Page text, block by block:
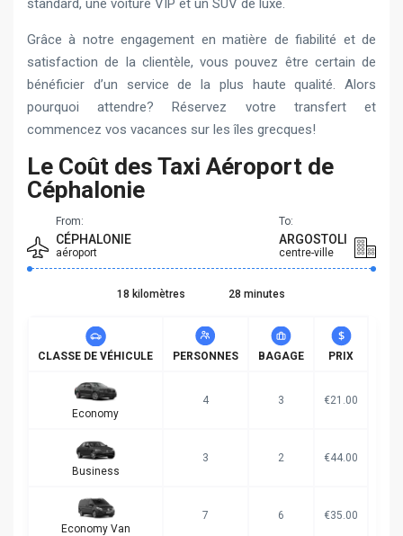
standard, une voiture VIP et un SUV de luxe.
Grâce à notre engagement en matière de fiabilité et de
satisfaction de la clientèle, vous pouvez être certain de
bénéficier d’un service de la plus haute qualité. Alors
pourquoi attendre? Réservez votre transfert et
commencez vos vacances sur les îles grecques!
Le Coût des Taxi Aéroport de
Céphalonie
From:
CÉPHALONIE
aéroport
To:
ARGOSTOLI
centre-ville
18 kilomètres 28 minutes
CLASSE DE VÉHICULE PERSONNES BAGAGE PRIX
Economy
4 3 €21.00
Business
3 2 €44.00
Economy Van
7 6 €35.00